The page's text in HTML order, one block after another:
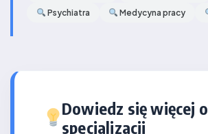
Psychiatra
Medycyna pracy
Dowiedz się więcej o
specjalizacji